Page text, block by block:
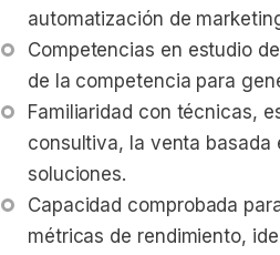
automatización de
Competencias en estudio
de la competencia para
Familiaridad con técnicas,
consultiva, la venta basada
soluciones.
Capacidad comprobada
métricas de rendimiento,